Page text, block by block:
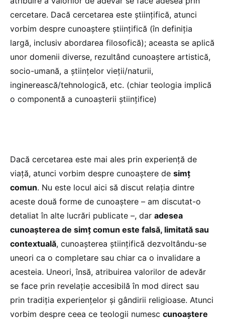
cercetare. Dacă cercetarea este științifică, atunci
vorbim despre cunoaștere științifică (în definiția
largă, inclusiv abordarea filosofică); aceasta se aplică
unor domenii diverse, rezultând cunoaștere artistică,
socio-umană, a științelor vieții/naturii,
inginerească/tehnologică, etc. (chiar teologia implică
o componentă a cunoașterii științifice)
Dacă cercetarea este mai ales prin experiență de
viață, atunci vorbim despre cunoaștere de simț
comun. Nu este locul aici să discut relația dintre
aceste două forme de cunoaștere – am discutat-o
detaliat în alte lucrări publicate –, dar adesea
cunoașterea de simț comun este falsă, limitată sau
contextuală, cunoașterea științifică dezvoltându-se
uneori ca o completare sau chiar ca o invalidare a
acesteia. Uneori, însă, atribuirea valorilor de adevăr
se face prin revelație accesibilă în mod direct sau
prin tradiția experiențelor și gândirii religioase. Atunci
vorbim despre ceea ce teologii numesc cunoaștere